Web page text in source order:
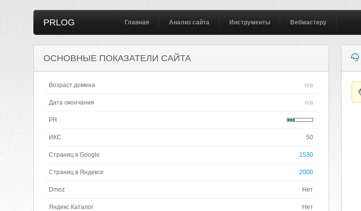
PRLOG Главная Анализ сайта Инструменты Вебмастеру
ОСНОВНЫЕ ПОКАЗАТЕЛИ САЙТА
Возраст домена n/a
Дата окончания n/a
PR
ИКС 50
Страниц в Google 1530
Страниц в Яндексе 2000
Dmoz Нет
Яндекс Каталог Нет